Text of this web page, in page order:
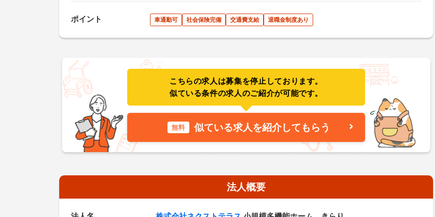
ポイント 車通勤可 社会保険完備 交通費支給 退職金制度あり
こちらの求人は募集を停止しております。
似ている条件の求人のご紹介が可能です。
無料 似ている求人を紹介してもらう
法人概要